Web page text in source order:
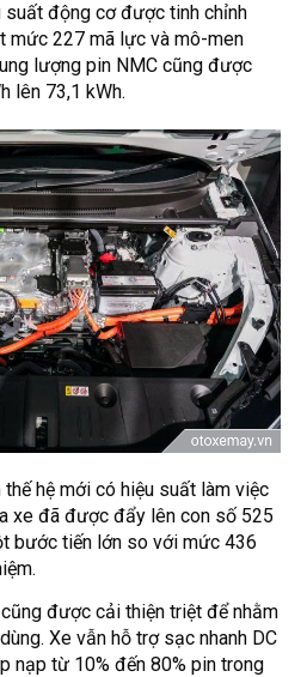
suất động cơ được tinh chỉnh
mức 227 mã lực và mô-men
lượng pin NMC cũng được
lên 73,1 kWh.
hệ mới có hiệu suất làm việc
xe đã được đẩy lên con số 525
bước tiến lớn so với mức 436
được cải thiện triệt để nhằm
Xe vẫn hỗ trợ sạc nhanh DC
nạp từ 10% đến 80% pin trong